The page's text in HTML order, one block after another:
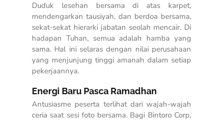
Duduk lesehan bersama di atas karpet,
mendengarkan tausiyah, dan berdoa bersama,
sekat-sekat hierarki jabatan seolah mencair. Di
hadapan Tuhan, semua adalah hamba yang
sama. Hal ini selaras dengan nilai perusahaan
yang menjunjung tinggi amanah dalam setiap
pekerjaannya.
Energi Baru Pasca Ramadhan
Antusiasme peserta terlihat dari wajah-wajah
ceria saat sesi foto bersama. Bagi Bintoro Corp,